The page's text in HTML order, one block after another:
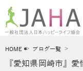
HOME ブログ一覧
『愛知県岡崎市』